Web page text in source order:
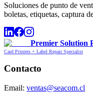
Soluciones de punto de
boletas, etiquetas, captura
Premier Solution
Card Printers + Label Repair Specialist
Contacto
Email: ventas@seacom.cl